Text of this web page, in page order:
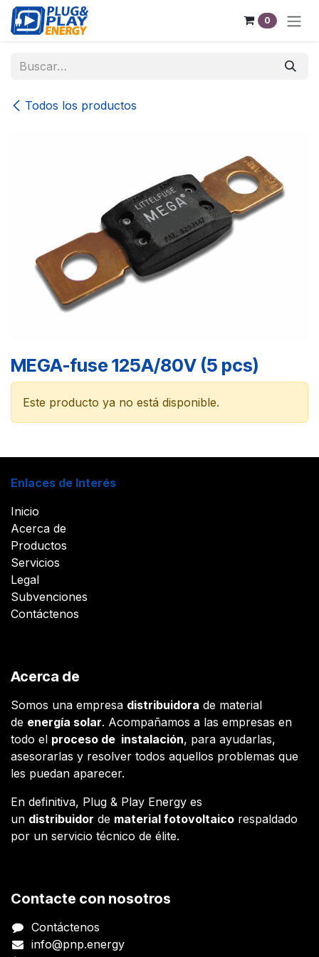
Ir al contenido
0
Todos los productos
MEGA-fuse 125A/80V (5 pcs)
Este producto ya no está disponible.
Enlaces de Interés
Inicio
Acerca de
Productos
Servicios
Legal
Subvenciones
Contáctenos
Acerca de
Somos una empresa distribuidora de material
de energía solar. Acompañamos a las empresas en
todo el proceso de instalación, para ayudarlas,
asesorarlas y resolver todos aquellos problemas que
les puedan aparecer.
En definitiva, Plug & Play Energy es
un distribuidor de material fotovoltaico respaldado
por un servicio técnico de élite.
Contacte con nosotros
Contáctenos
info@pnp.energy